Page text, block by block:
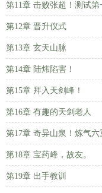
第11章 击败张超！测试第
第12章 晋升仪式
第13章 玄天山脉
第14章 陆炜陷害！
第15章 拜入天剑峰！
第16章 有趣的天剑老人
第17章 奇异山泉！炼气六
第18章 宝药峰，故友。
第19章 出手教训